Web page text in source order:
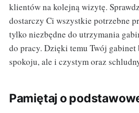
klientów na kolejną wizytę.
dostarczy Ci wszystkie potrzebne
tylko niezbędne do utrzymania
do pracy. Dzięki temu Twój
spokoju, ale i czystym oraz
Pamiętaj o